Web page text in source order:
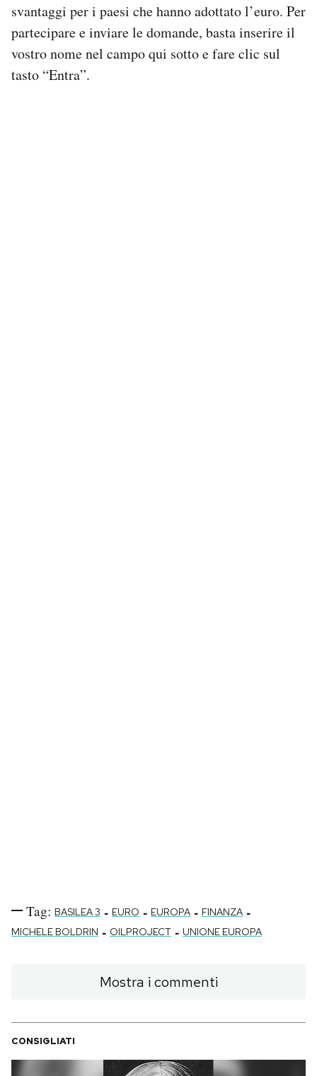
CALENDARIO
AREA PERSONALE
svantaggi per i paesi che hanno adottato l’euro. Per
partecipare e inviare le domande, basta inserire il
vostro nome nel campo qui sotto e fare clic sul
tasto “Entra”.
Tag: BASILEA 3 - EURO - EUROPA - FINANZA -
MICHELE BOLDRIN - OILPROJECT - UNIONE EUROPA
Mostra i commenti
CONSIGLIATI